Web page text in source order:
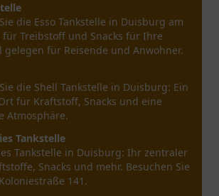
die Esso Tankstelle in Duisburg am
für Treibstoff und Snacks für Ihre
gelegen für Reisende und Anwohner.
die Shell Tankstelle in Duisburg: Ein
für Kraftstoff, Snacks und eine
Atmosphäre.
Tankstelle
Tankstelle in Duisburg: Ihr zentraler
Snacks und mehr. Besuchen Sie
141.